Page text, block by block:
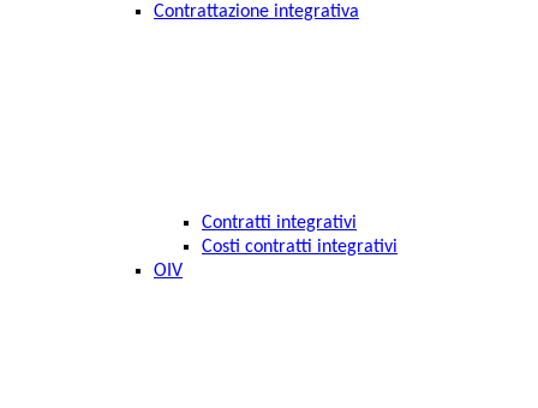
Contrattazione integrativa
Contratti integrativi
Costi contratti integrativi
OIV